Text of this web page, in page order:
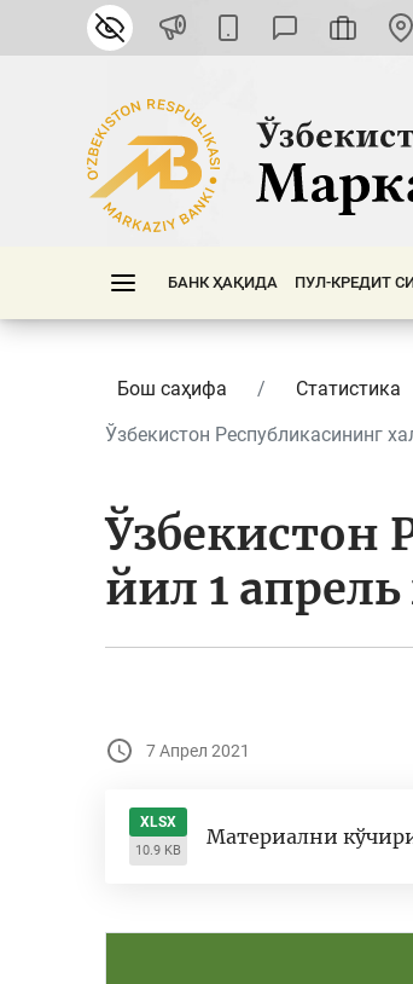
БАНК ҲАҚИДА ПУЛ-КРЕДИТ
Бош саҳифа Статистика
Ўзбекистон Республикасининг
Ўзбекистон
йил 1
7 Апрел 2021
XLSX
10.9 KB
Материални